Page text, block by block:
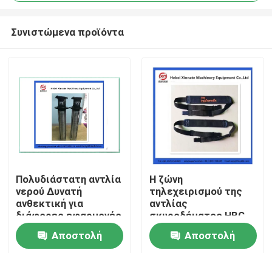
Αρχική Σελίδα
Προϊόντα
Βίντεο
Συνιστώμενα προϊόντα
Πολυδιάστατη αντλία
νερού Δυνατή
ανθεκτική για
διάφορες εφαρμογές
Αποστολή
Η ζώνη
τηλεχειρισμού της
αντλίας
σκυροδέματος HBC
Putzmeister
Αποστολή